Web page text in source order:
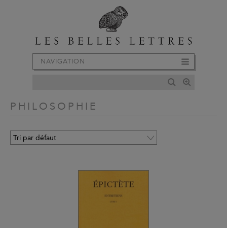
NAVIGATION
PHILOSOPHIE